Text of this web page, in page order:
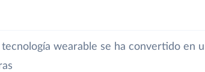
wearable se ha convertido en